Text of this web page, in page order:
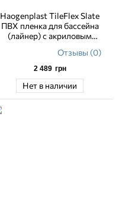
Haogenplast TileFlex Slate
ПВХ пленка для бассейна
(лайнер) с акриловым
Отзывы (0)
2 489 грн
Нет в наличии